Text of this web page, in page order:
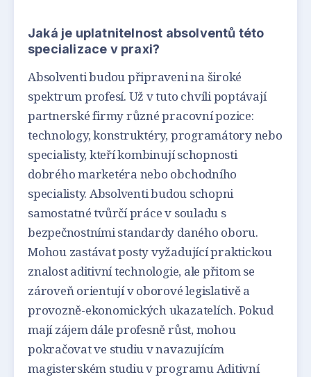
Jaká je uplatnitelnost absolventů této
specializace v praxi?
Absolventi budou připraveni na široké
spektrum profesí. Už v tuto chvíli poptávají
partnerské firmy různé pracovní pozice:
technology, konstruktéry, programátory nebo
specialisty, kteří kombinují schopnosti
dobrého marketéra nebo obchodního
specialisty. Absolventi budou schopni
samostatné tvůrčí práce v souladu s
bezpečnostními standardy daného oboru.
Mohou zastávat posty vyžadující praktickou
znalost aditivní technologie, ale přitom se
zároveň orientují v oborové legislativě a
provozně-ekonomických ukazatelích. Pokud
mají zájem dále profesně růst, mohou
pokračovat ve studiu v navazujícím
magisterském studiu v programu Aditivní